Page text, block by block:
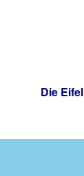
Die Eifel